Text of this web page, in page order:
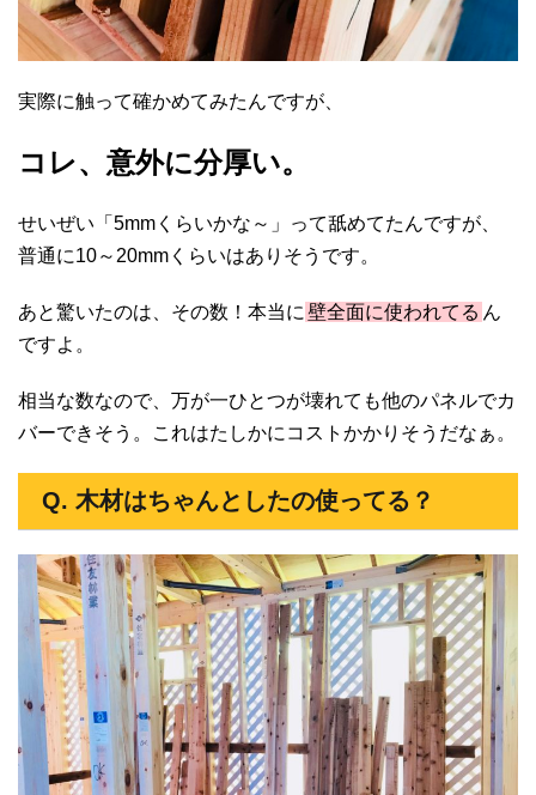
実際に触って確かめてみたんですが、
コレ、意外に分厚い。
せいぜい「5mmくらいかな～」って舐めてたんですが、
普通に10～20mmくらいはありそうです。
あと驚いたのは、その数！本当に 壁全面に使われてる ん
ですよ。
相当な数なので、万が一ひとつが壊れても他のパネルでカ
バーできそう。これはたしかにコストかかりそうだなぁ。
Q. 木材はちゃんとしたの使ってる？